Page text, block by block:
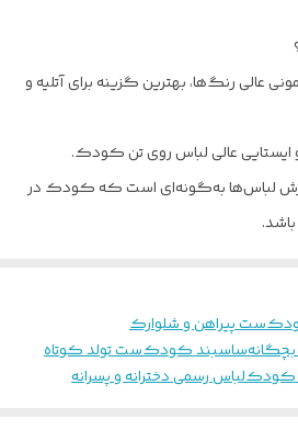
عالی رنگ‌ها، بهترین گزینه برای آتلیه و
عالی لباس روی تن کودک.
برش لباس‌ها به‌گونه‌ای است که کودک در
ست پیراهن و شلوارک
ساسبند کودکست تولد کوتاه
کودکلباس رسمی دخترانه و پسرانه